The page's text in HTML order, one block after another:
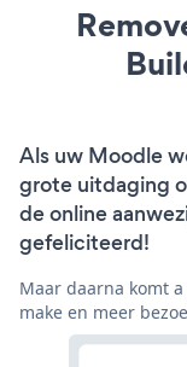
Als uw Moodle
grote uitdaging
de online
gefeliciteerd!
Maar daarna komt
make en meer